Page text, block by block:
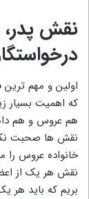
نقش پدر،
اولین و مهم ترین
که اهمیت بسیار
هم عروس و هم
نقش ها صحبت
خانواده عروس را
نقش هر یک از
بریم که باید هر